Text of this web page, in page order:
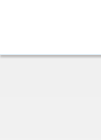
springen